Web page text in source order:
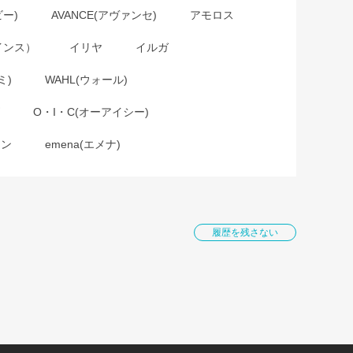
ー) AVANCE(アヴァンセ) アモロス
ス） イリヤ イルガ
) WAHL(ウォール)
O・I・C(オーアイシー)
emena(エメナ)
履歴を残さない